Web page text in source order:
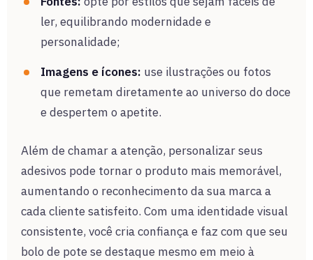
ler, equilibrando modernidade e
personalidade;
Imagens e ícones: use ilustrações ou fotos
que remetam diretamente ao universo do doce
e despertem o apetite.
Além de chamar a atenção, personalizar seus
adesivos pode tornar o produto mais memorável,
aumentando o reconhecimento da sua marca a
cada cliente satisfeito. Com uma identidade visual
consistente, você cria confiança e faz com que seu
bolo de pote se destaque mesmo em meio à